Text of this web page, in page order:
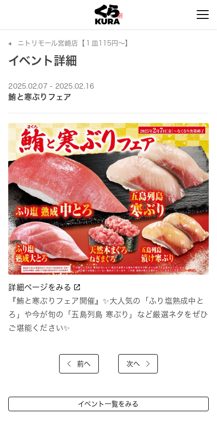
ニトリモール宮崎店【１皿115円～】
イベント詳細
2025.02.07 - 2025.02.16
鮪と寒ぶりフェア
詳細ページをみる
『鮪と寒ぶりフェア開催』✨大人気の「ふり塩熟成中と
ろ」や今が旬の「五島列島 寒ぶり」など厳選ネタをぜひ
ご堪能ください✨
前へ 次へ
イベント一覧をみる